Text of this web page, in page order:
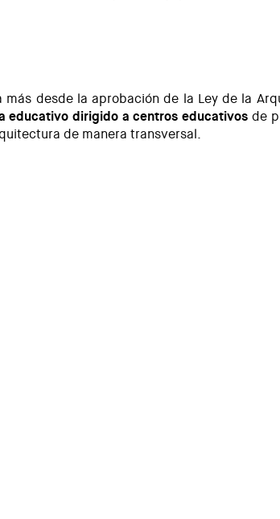
desde la aprobación de la Ley de la
educativo dirigido a centros educativos de
de manera transversal.